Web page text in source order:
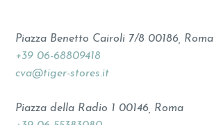
Piazza Benetto Cairoli 7/8 00186, Roma
+39 06-68809418
cva@tiger-stores.it
Piazza della Radio 1 00146, Roma